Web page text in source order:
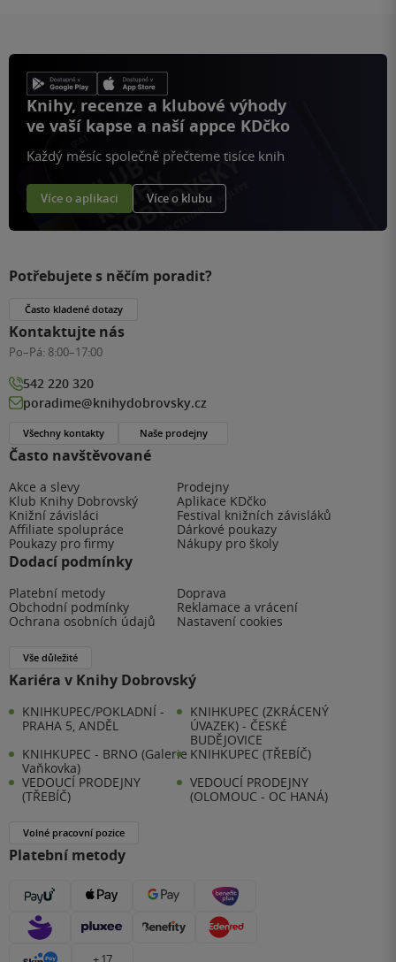
Knihy, recenze a klubové výhody
ve vaší kapse a naší appce KDčko
Každý měsíc společně přečteme tisíce knih
Více o aplikaci Více o klubu
Často navštěvované
Akce a slevy
Prodejny
Klub Knihy Dobrovský
Aplikace KDčko
Knižní závisláci
Festival knižních závisláků
Affiliate spolupráce
Dárkové poukazy
Poukazy pro firmy
Nákupy pro školy
Dodací podmínky
Platební metody
Doprava
Obchodní podmínky
Reklamace a vrácení
Ochrana osobních údajů
Nastavení cookies
Vše důležité
Kariéra v Knihy Dobrovský
KNIHKUPEC/POKLADNÍ -
PRAHA 5, ANDĚL
KNIHKUPEC (ZKRÁCENÝ
ÚVAZEK) - ČESKÉ
BUDĚJOVICE
KNIHKUPEC - BRNO (Galerie
Vaňkovka)
KNIHKUPEC (TŘEBÍČ)
VEDOUCÍ PRODEJNY
(TŘEBÍČ)
VEDOUCÍ PRODEJNY
(OLOMOUC - OC HANÁ)
Volné pracovní pozice
Platební metody
Potřebujete s něčím poradit?
Často kladené dotazy
Kontaktujte nás
Po–Pá: 8:00–17:00
542 220 320
poradime@knihydobrovsky.cz
Všechny kontakty Naše prodejny